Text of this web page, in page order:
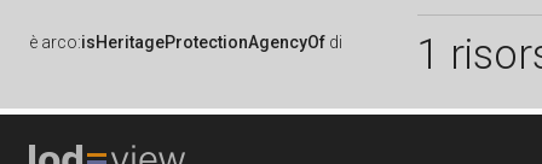
è arco:isHeritageProtectionAgencyOf di 1